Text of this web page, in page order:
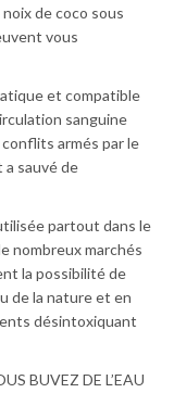
de coco sous
vous
et compatible
sanguine
armés par le
a sauvé de
partout dans le
nombreux marchés
la possibilité de
de la nature et en
désintoxiquant
BUVEZ DE L’EAU